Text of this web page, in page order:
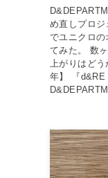
め直しプロジ
でユニクロ
てみた。 数
上がりはど
年】 『d&RE